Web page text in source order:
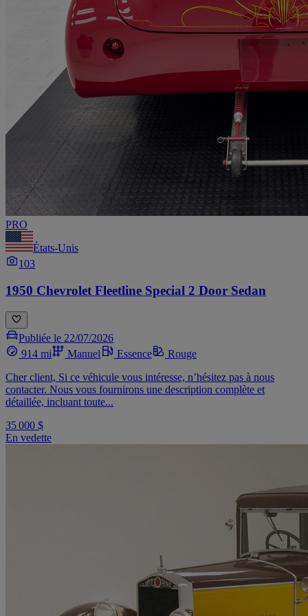
PRO
États-Unis
103
1950 Chevrolet Fleetline Special 2 Door Sedan
Publiée le 22/07/2026
914 mi
Manuel Essence
Rouge
Cher client, Si ce véhicule vous intéresse, n’hésitez pas à nous
contacter. Nous vous fournirons une description complète et
détaillée, incluant toute...
35 000 $
En vedette